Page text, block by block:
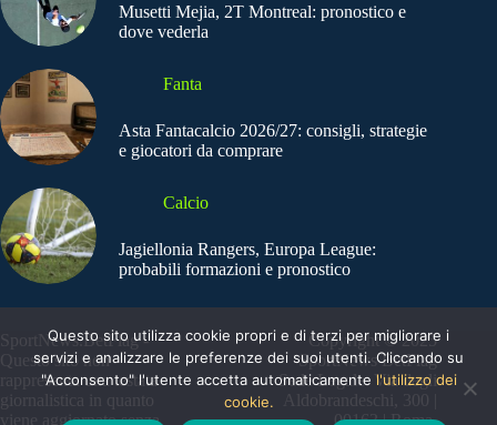
Musetti Mejia, 2T Montreal: pronostico e
dove vederla
Fanta
Asta Fantacalcio 2026/27: consigli, strategie
e giocatori da comprare
Calcio
Jagiellonia Rangers, Europa League:
probabili formazioni e pronostico
SportNews.BetFlag -
Questo sito non
rappresenta una testata
giornalistica in quanto
viene aggiornato senza
Copyright © 2025
SportNews BetFlag
Sede Legale: Via degli
Aldobrandeschi, 300 |
00163 | Roma
Questo sito utilizza cookie propri e di terzi per migliorare i
servizi e analizzare le preferenze dei suoi utenti. Cliccando su
"Acconsento" l'utente accetta automaticamente l'utilizzo dei
cookie.